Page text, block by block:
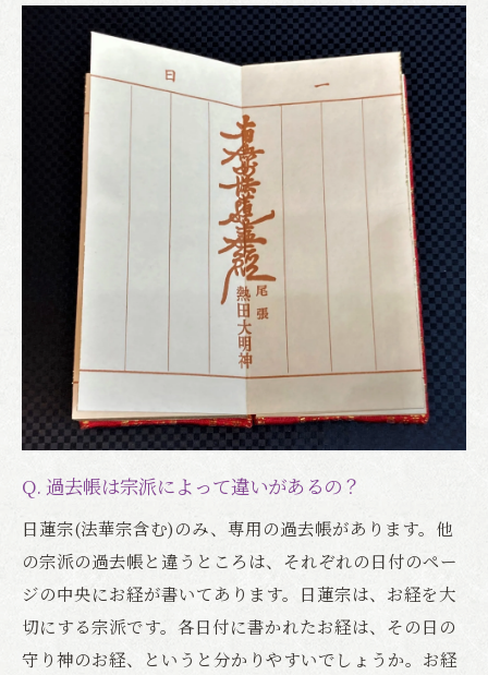
Q. 過去帳は宗派によって違いがあるの？
日蓮宗(法華宗含む)のみ、専用の過去帳があります。他
の宗派の過去帳と違うところは、それぞれの日付のペー
ジの中央にお経が書いてあります。日蓮宗は、お経を大
切にする宗派です。各日付に書かれたお経は、その日の
守り神のお経、というと分かりやすいでしょうか。お経